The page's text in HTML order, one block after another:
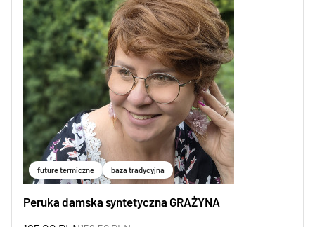
future termiczne baza tradycyjna
Peruka damska syntetyczna GRAŻYNA